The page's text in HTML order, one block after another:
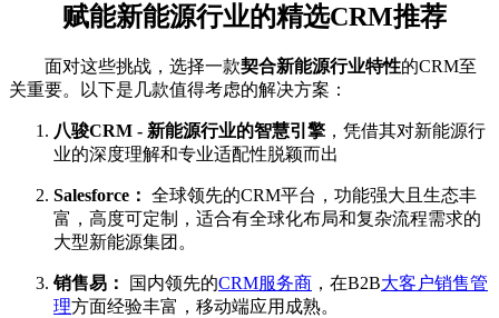
赋能新能源行业的精选CRM推荐
面对这些挑战，选择一款契合新能源行业特性的CRM至
关重要。以下是几款值得考虑的解决方案：
八骏CRM - 新能源行业的智慧引擎 ，凭借其对新能源行
业的深度理解和专业适配性脱颖而出
Salesforce： 全球领先的CRM平台，功能强大且生态丰
富，高度可定制，适合有全球化布局和复杂流程需求的
大型新能源集团。
销售易： 国内领先的CRM服务商 ，在B2B大客户销售管
理方面经验丰富，移动端应用成熟。